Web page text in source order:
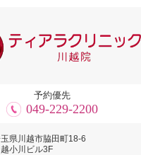
予約優先
049-229-2200
県川越市脇田町18-6
越小川ビル3F